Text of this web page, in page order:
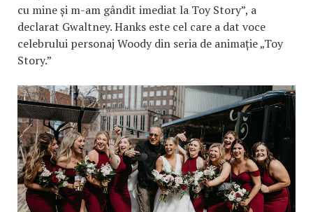
cu mine și m-am gândit imediat la Toy Story”, a
declarat Gwaltney. Hanks este cel care a dat voce
celebrului personaj Woody din seria de animație „Toy
Story.”